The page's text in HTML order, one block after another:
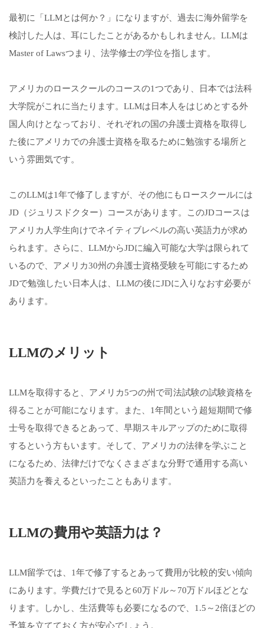
最初に「LLMとは何か？」になりますが、過去に海外留学を
検討した人は、耳にしたことがあるかもしれません。LLMは
Master of Lawsつまり、法学修士の学位を指します。
アメリカのロースクールのコースの1つであり、日本では法科
大学院がこれに当たります。LLMは日本人をはじめとする外
国人向けとなっており、それぞれの国の弁護士資格を取得し
た後にアメリカでの弁護士資格を取るために勉強する場所と
いう雰囲気です。
このLLMは1年で修了しますが、その他にもロースクールには
JD（ジュリスドクター）コースがあります。このJDコースは
アメリカ人学生向けでネイティブレベルの高い英語力が求め
られます。さらに、LLMからJDに編入可能な大学は限られて
いるので、アメリカ30州の弁護士資格受験を可能にするため
JDで勉強したい日本人は、LLMの後にJDに入りなおす必要が
あります。
LLMのメリット
LLMを取得すると、アメリカ5つの州で司法試験の試験資格を
得ることが可能になります。また、1年間という超短期間で修
士号を取得できるとあって、早期スキルアップのために取得
するという方もいます。そして、アメリカの法律を学ぶこと
になるため、法律だけでなくさまざまな分野で通用する高い
英語力を養えるといったこともあります。
LLMの費用や英語力は？
LLM留学では、1年で修了するとあって費用が比較的安い傾向
にあります。学費だけで見ると60万ドル～70万ドルほどとな
ります。しかし、生活費等も必要になるので、1.5～2倍ほどの
予算を立てておく方が安心でしょう。